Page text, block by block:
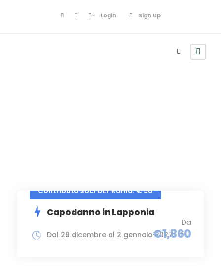
Login Sign Up
Contributo soci DLF Roma: € 30
Capodanno in Lapponia
Da
€1,860
Dal 29 dicembre al 2 gennaio 2027